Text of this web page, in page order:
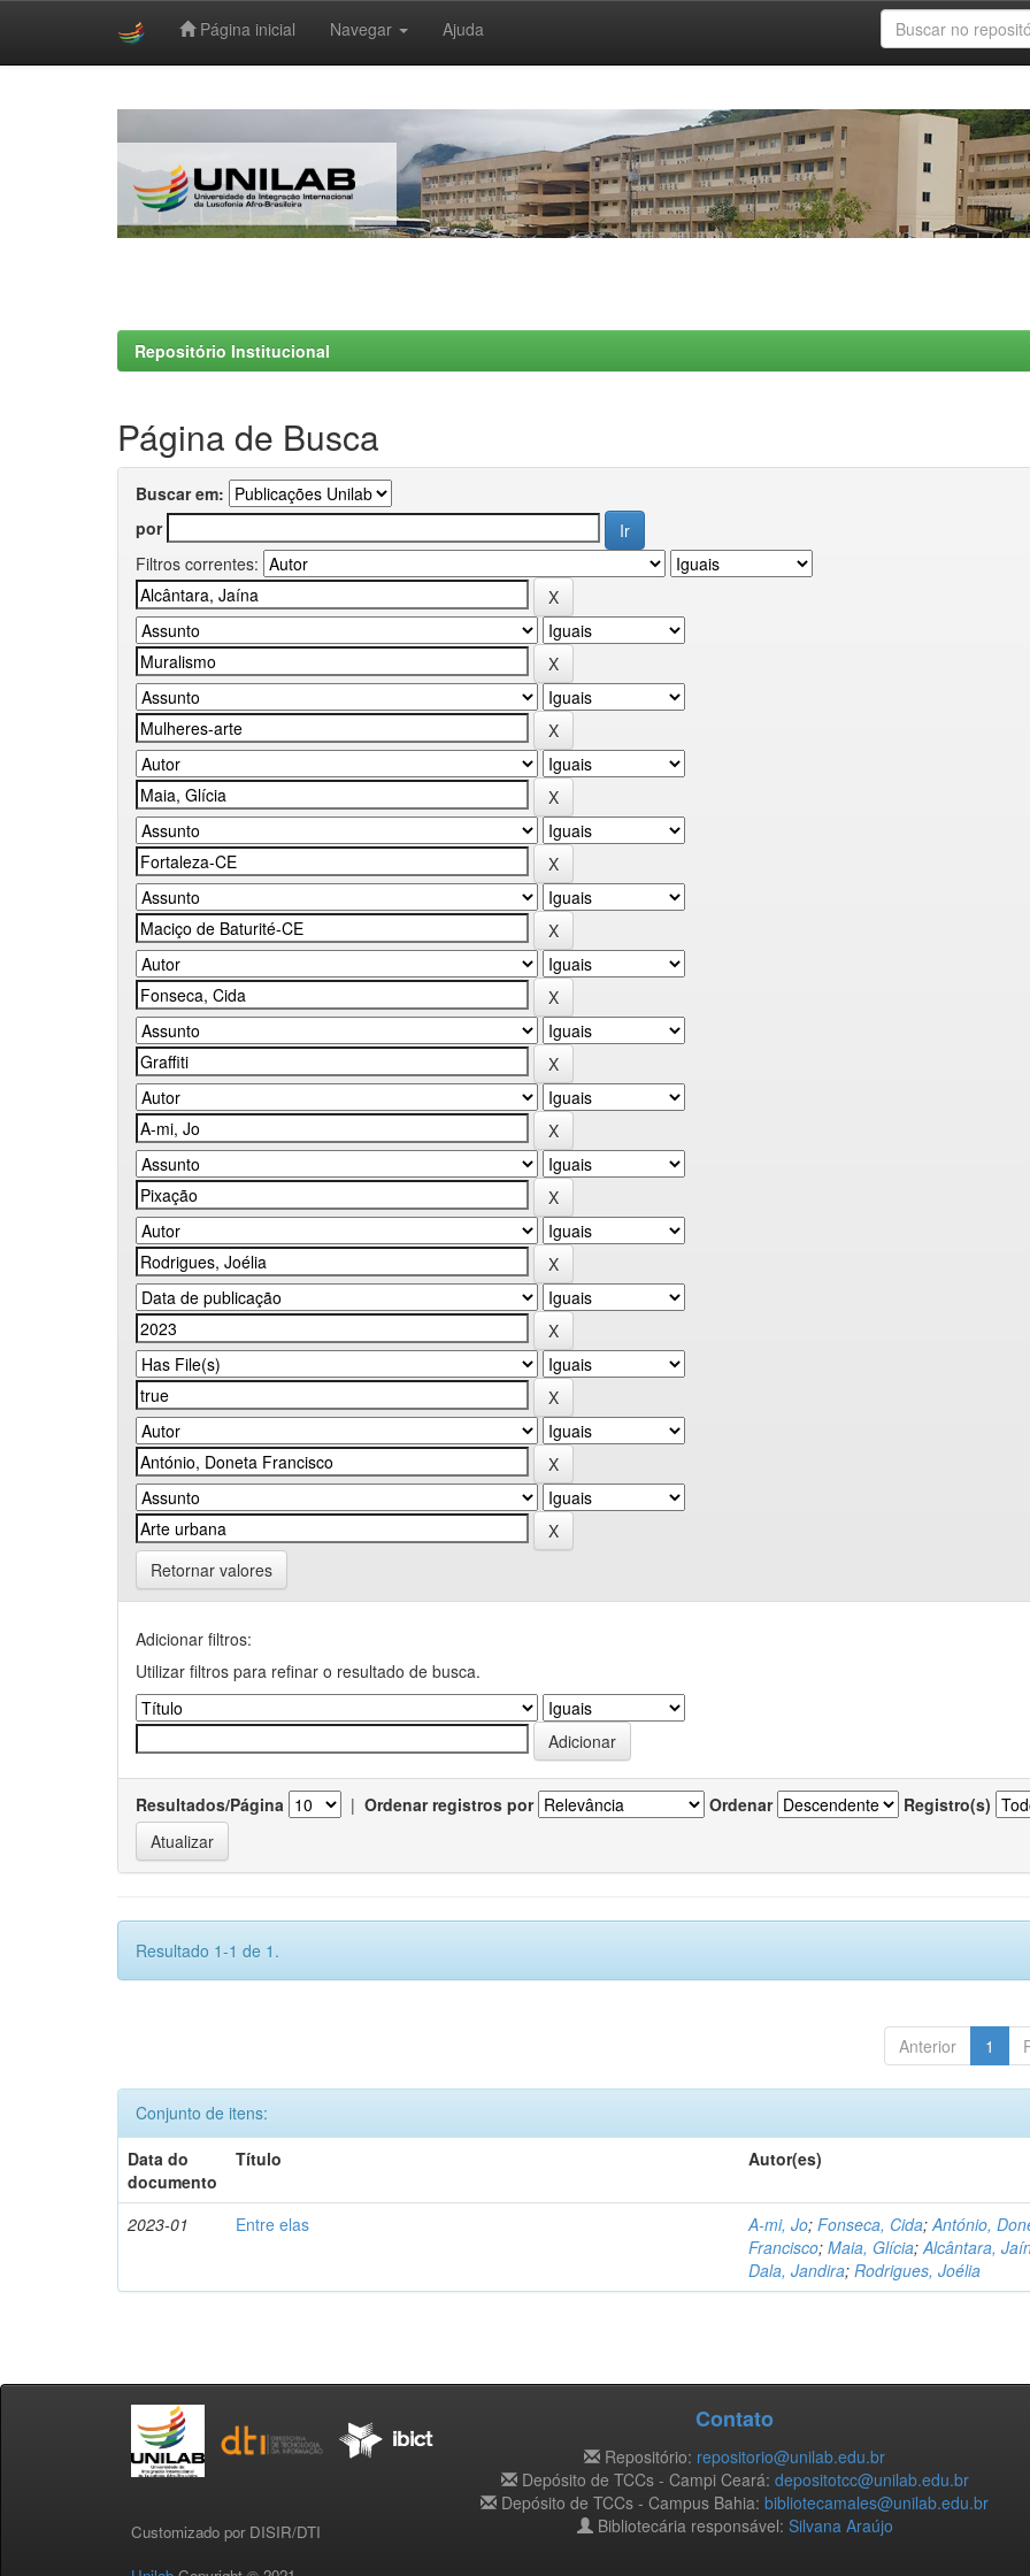
Página inicial Navegar Ajuda
Repositório Institucional
Página de Busca
Buscar em:
por
Filtros correntes:
Retornar valores
Adicionar filtros:
Utilizar filtros para refinar o resultado de busca.
Resultados/Página | Ordenar registros por Ordenar Registro(s)
Resultado 1-1 de 1.
Anterior 1
Conjunto de itens:
Data do
documento
Título Autor(es)
2023-01 Entre elas A-mi, Jo;Fonseca, Cida;António,
Francisco;Maia, Glícia;Alcântara,
Dala, Jandira;Rodrigues, Joélia
Customizado por DISIR/DTI
Contato
Repositório: repositorio@unilab.edu.br
Depósito de TCCs - Campi Ceará: depositotcc@unilab.edu.br
Depósito de TCCs - Campus Bahia: bibliotecamales@unilab.edu.br
Bibliotecária responsável: Silvana Araújo